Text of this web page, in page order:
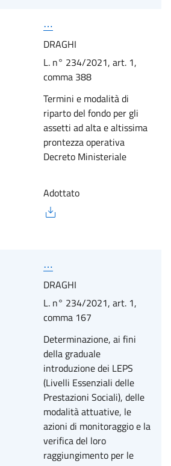
⋯
DRAGHI
L. n° 234/2021, art. 1,
comma 388
Termini e modalità di
riparto del fondo per gli
assetti ad alta e altissima
prontezza operativa
Decreto Ministeriale
Adottato
⋯
DRAGHI
L. n° 234/2021, art. 1,
comma 167
Determinazione, ai fini
della graduale
introduzione dei LEPS
(Livelli Essenziali delle
Prestazioni Sociali), delle
modalità attuative, le
azioni di monitoraggio e la
verifica del loro
raggiungimento per le